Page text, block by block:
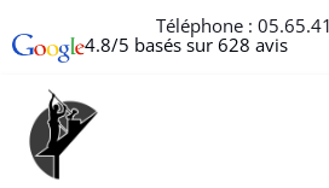
Téléphone :
4.8/5 basés sur 628 avis